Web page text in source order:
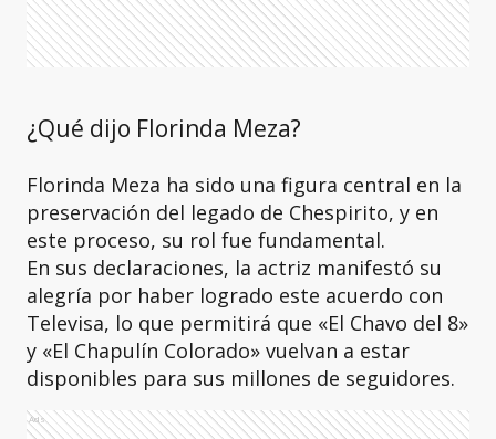
¿Qué dijo Florinda Meza?
Florinda Meza ha sido una figura central en la
preservación del legado de Chespirito, y en
este proceso, su rol fue fundamental.
En sus declaraciones, la actriz manifestó su
alegría por haber logrado este acuerdo con
Televisa, lo que permitirá que «El Chavo del 8»
y «El Chapulín Colorado» vuelvan a estar
disponibles para sus millones de seguidores.
Ads